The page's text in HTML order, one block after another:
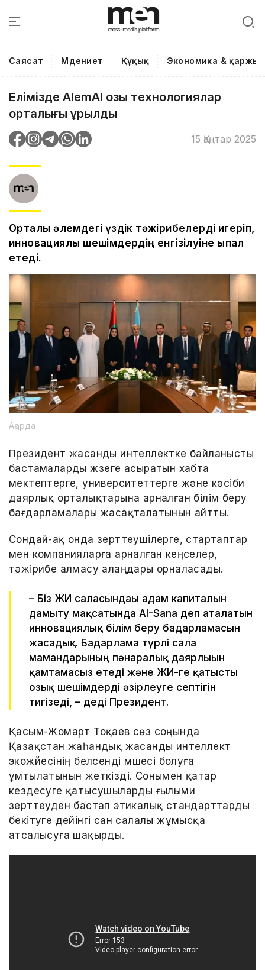
Саясат Мәдениет Құқық Экономика & қаржы
Елімізде AlemAI озық технологиялар
орталығы құрылды
15 Қаңтар 2025
Орталық әлемдегі үздік тәжірибелерді игеріп,
инновациялық шешімдердің енгізілуіне ықпал
етеді.
Ақорда
Президент жасанды интеллектке байланысты
бастамаларды жүзеге асыратын хабта
мектептерге, университеттерге және кәсіби
даярлық орталықтарына арналған білім беру
бағдарламалары жасақталатынын айтты.
Сондай-ақ онда зерттеушілерге, стартаптар
мен компанияларға арналған кеңселер,
тәжірибе алмасу алаңдары орналасады.
– Біз ЖИ саласындағы адам капиталын
дамыту мақсатында AI-Sana деп аталатын
инновациялық білім беру бағдарламасын
жасадық. Бағдарлама түрлі сала
мамандарының пәнаралық даярлығын
қамтамасыз етеді және ЖИ-ге қатысты
озық шешімдерді әзірлеуге септігін
тигізеді, – деді Президент.
Қасым-Жомарт Тоқаев сөз соңында
Қазақстан жаһандық жасанды интеллект
экожүйесінің белсенді мүшесі болуға
ұмтылатынын жеткізді. Сонымен қатар
кездесуге қатысушыларды ғылыми
зерттеуден бастап этикалық стандарттарды
бекітуге дейінгі сан салалы жұмысқа
атсалысуға шақырды.